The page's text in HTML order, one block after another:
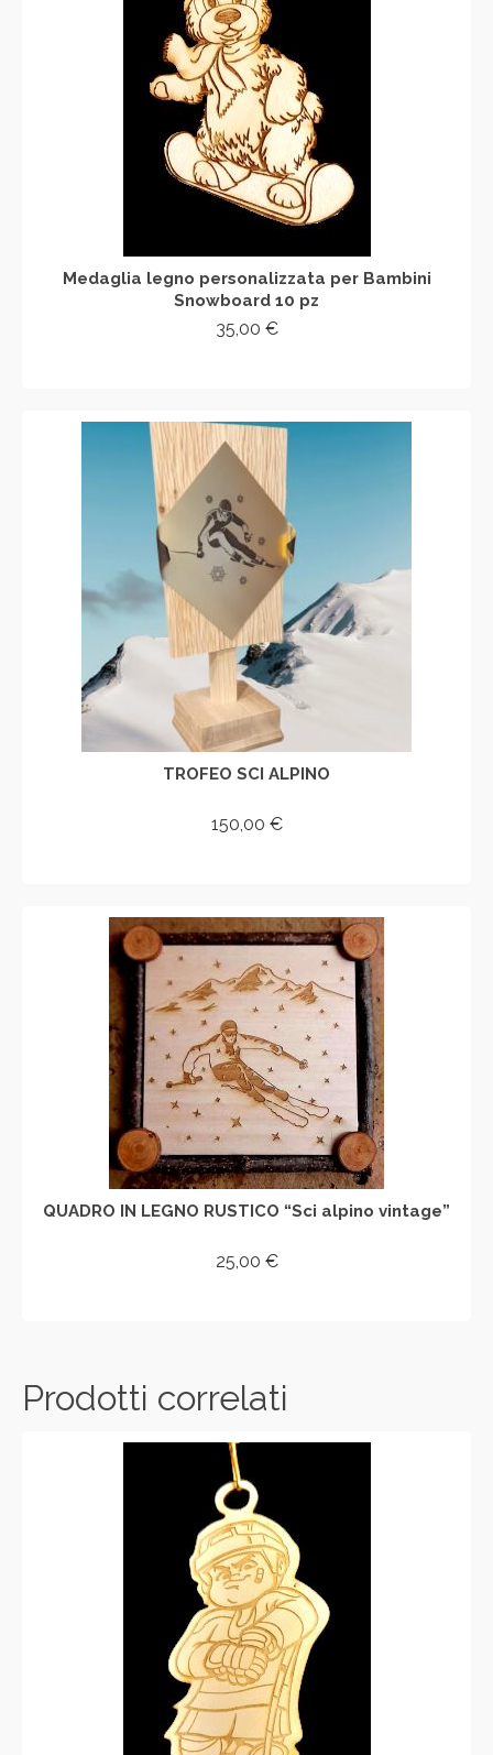
Medaglia legno personalizzata per Bambini
Snowboard 10 pz
35,00 €
TROFEO SCI ALPINO
150,00 €
QUADRO IN LEGNO RUSTICO “Sci alpino vintage”
25,00 €
Prodotti correlati